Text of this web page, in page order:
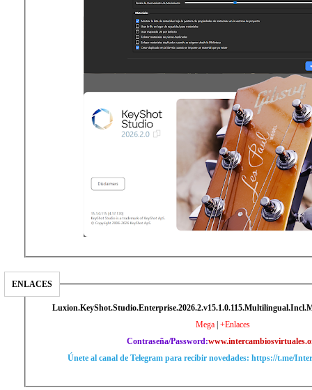
ENLACES
Mega +Enlaces
Contraseña/Password:
Únete al canal de Telegram para recibir novedades: https://t.me/